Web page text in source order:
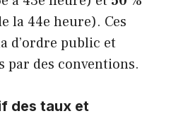
la 44e heure). Ces
d’ordre public et
par des conventions.
des taux et